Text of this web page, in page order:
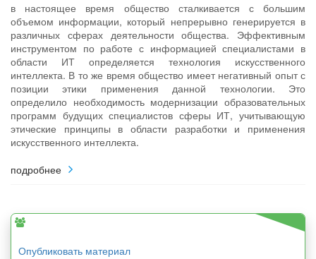
в настоящее время общество сталкивается с большим
объемом информации, который непрерывно генерируется в
различных сферах деятельности общества. Эффективным
инструментом по работе с информацией специалистами в
области ИТ определяется технология искусственного
интеллекта. В то же время общество имеет негативный опыт с
позиции этики применения данной технологии. Это
определило необходимость модернизации образовательных
программ будущих специалистов сферы ИТ, учитывающую
этические принципы в области разработки и применения
искусственного интеллекта.
подробнее
Опубликовать материал